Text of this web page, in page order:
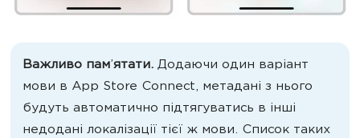
Важливо пам’ятати. Додаючи один варіант
мови в App Store Connect, метадані з нього
будуть автоматично підтягуватись в інші
недодані локалізації тієї ж мови. Список таких